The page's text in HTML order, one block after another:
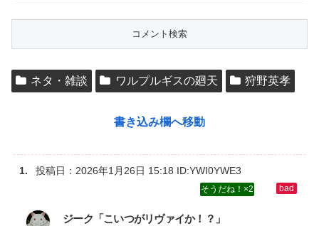
ネタ・雑談 ワルプルギスの廻天 狩野英孝
書き込み欄へ移動
投稿日： 2026年1月26日 15:18 ID:YWI0YWE3
2
ジーク「こいつがリヴァイか！？」‌